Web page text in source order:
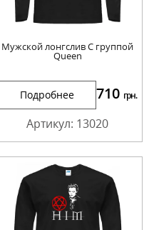
Мужской лонгслив С группой
Queen
Подробнее 710 грн.
Артикул: 13020